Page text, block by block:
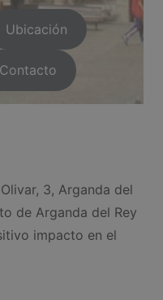
Ubicación
Contacto
3, Arganda del
de Arganda del Rey
impacto en el